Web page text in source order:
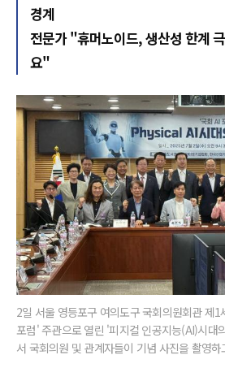
경계
전문가 "휴머노이드, 생산성 한계
요"
2일 서울 영등포구 여의도구 국회의원회관 제
포럼' 주관으로 열린 '피지컬 인공지능(AI)시대
서 국회의원 및 관계자들이 기념 사진을 촬영